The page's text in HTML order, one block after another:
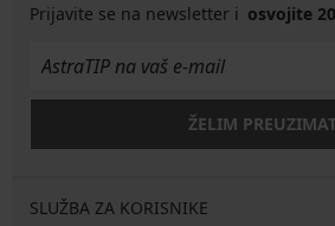
Prijavite se na newsletter i osvojite
ŽELIM
SLUŽBA ZA KORISNIKE